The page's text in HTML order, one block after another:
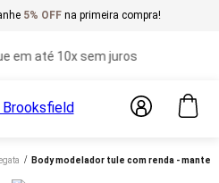
5% OFF na primeira compra!
até 10x sem juros
body modelador tule com renda -